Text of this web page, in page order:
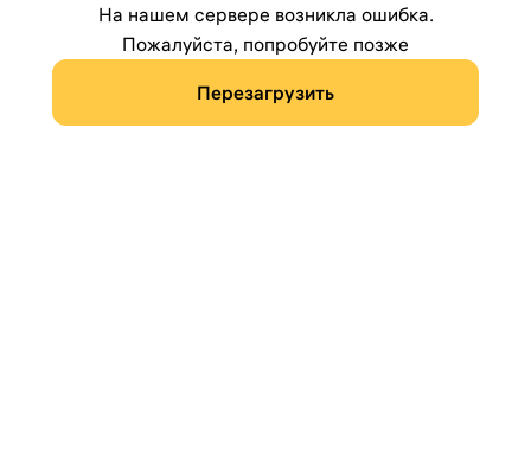
На нашем сервере возникла ошибка.
Пожалуйста, попробуйте позже
Перезагрузить